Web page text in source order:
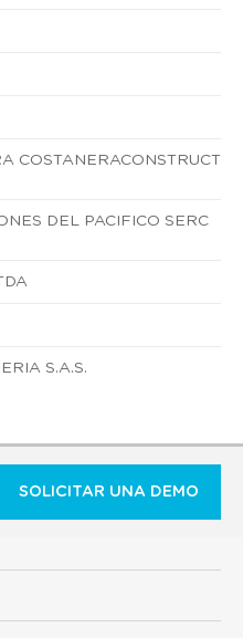
COSTANERACONSTRUCT
DEL PACIFICO SERC
S.A.S.
SOLICITAR UNA DEMO